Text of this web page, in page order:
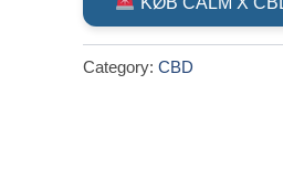
was:
kr.699.00.
Category:CBD